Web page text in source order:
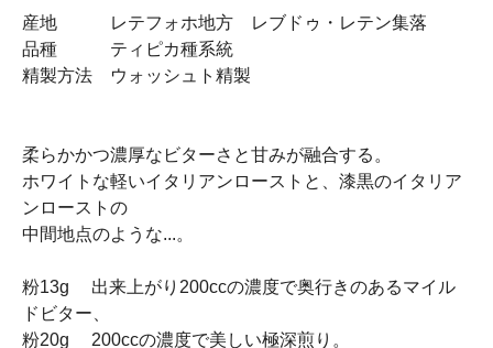
産地 レテフォホ地方 レブドゥ・レテン集落
品種 ティピカ種系統
精製方法 ウォッシュト精製
柔らかかつ濃厚なビターさと甘みが融合する。
ホワイトな軽いイタリアンローストと、漆黒のイタリア
ンローストの
中間地点のような...。
粉13g 出来上がり200ccの濃度で奥行きのあるマイル
ドビター、
粉20g 200ccの濃度で美しい極深煎り。